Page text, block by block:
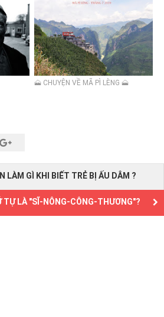
🗻 CHUYỆN VỀ MÃ PÌ LÈNG 🗻
LÀM GÌ KHI BIẾT TRẺ BỊ ẤU DÂM ?
TỰ LÀ "SĨ-NÔNG-CÔNG-THƯƠNG"?